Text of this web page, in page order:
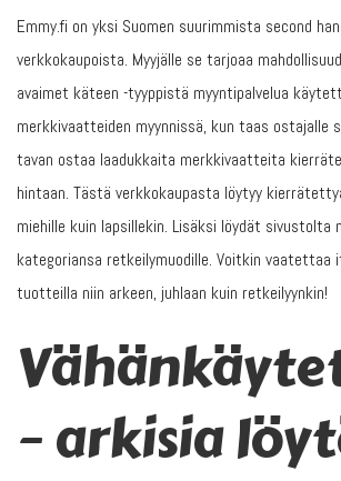
Emmy.fi on yksi Suomen suurimmista second
verkkokaupoista. Myyjälle se tarjoaa
avaimet käteen -tyyppistä myyntipalvelua
merkkivaatteiden myynnissä, kun taas ostajalle
tavan ostaa laadukkaita merkkivaatteita
hintaan. Tästä verkkokaupasta löytyy
miehille kuin lapsillekin. Lisäksi löydät sivustolta
kategoriansa retkeilymuodille. Voitkin vaatettaa
tuotteilla niin arkeen, juhlaan kuin retkeilyynkin!
– arkisia